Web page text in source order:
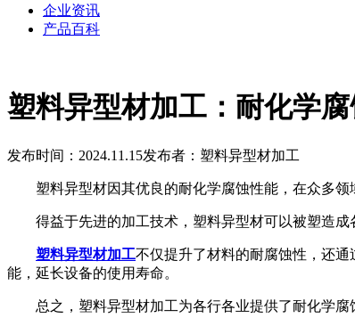
企业资讯
产品百科
塑料异型材加工：耐化学
发布时间：2024.11.15发布者：塑料异型材加工
塑料异型材因其优良的耐化学腐蚀性能，在众多领
得益于先进的加工技术，塑料异型材可以被塑造成
塑料异型材加工不仅提升了材料的耐腐蚀性，还
能，延长设备的使用寿命。
总之，塑料异型材加工为各行各业提供了耐化学腐